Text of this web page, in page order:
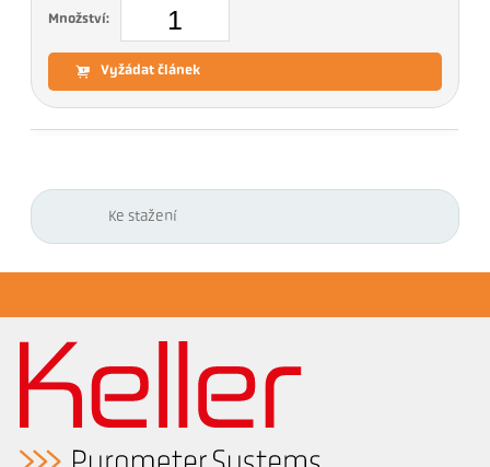
Množství:
Vyžádat článek
Ke stažení